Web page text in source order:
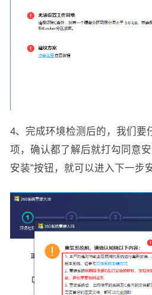
4、完成环境检测后的，我们要
项，确认都了解后就打勾同意
安装”按钮，就可以进入下一步